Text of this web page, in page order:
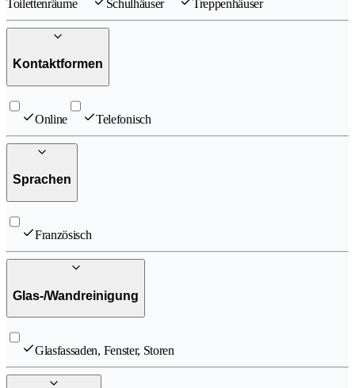
Toilettenräume Schulhäuser Treppenhäuser
Kontaktformen
Online Telefonisch
Sprachen
Französisch
Glas-/Wandreinigung
Glasfassaden, Fenster, Storen